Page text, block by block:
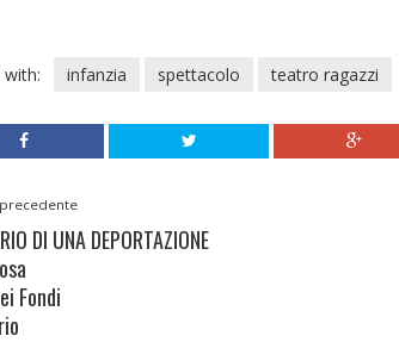
with: infanzia spettacolo teatro ragazzi
DI UNA DEPORTAZIONE
Fondi